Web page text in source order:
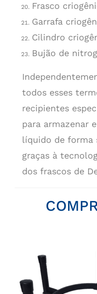
Frasco
Garrafa
Cilindro
Bujão de
todos esses
recipientes
para armazenar
líquido de forma
graças à
dos frascos de